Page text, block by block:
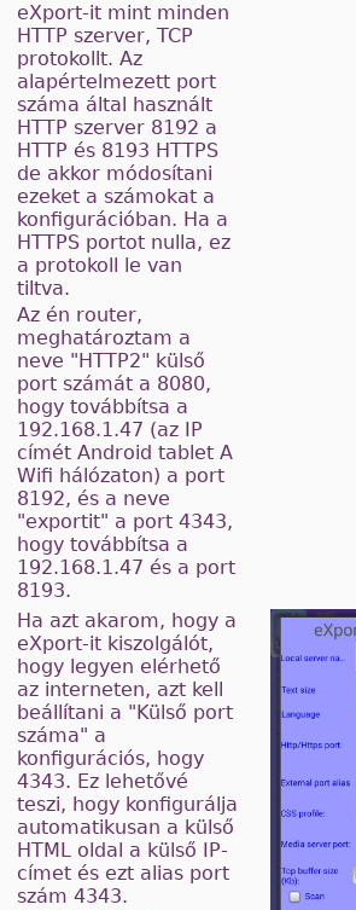
eXport-it mint minden
HTTP szerver, TCP
protokollt. Az
alapértelmezett port
száma által használt
HTTP szerver 8192 a
HTTP és 8193 HTTPS
de akkor módosítani
ezeket a számokat a
konfigurációban. Ha a
HTTPS portot nulla, ez
a protokoll le van
tiltva.
Az én router,
meghatároztam a
neve "HTTP2" külső
port számát a 8080,
hogy továbbítsa a
192.168.1.47 (az IP
címét Android tablet A
Wifi hálózaton) a port
8192, és a neve
"exportit" a port 4343,
hogy továbbítsa a
192.168.1.47 és a port
8193.
Ha azt akarom, hogy a
eXport-it kiszolgálót,
hogy legyen elérhető
az interneten, azt kell
beállítani a "Külső port
száma" a
konfigurációs, hogy
4343. Ez lehetővé
teszi, hogy konfigurálja
automatikusan a külső
HTML oldal a külső IP-
címet és ezt alias port
szám 4343.